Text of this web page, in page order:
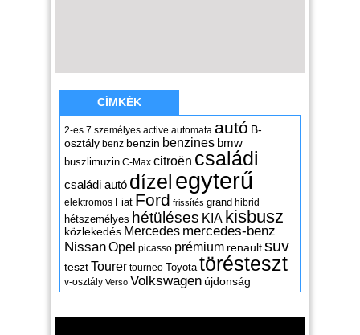
CÍMKÉK
2-es 7 személyes active automata autó B-
osztály benz benzin benzines bmw
buszlimuzin C-Max citroën családi
családi autó dízel egyterű
elektromos Fiat Ford frissítés grand hibrid
hétszemélyes hétüléses KIA kisbusz
közlekedés Mercedes mercedes-benz
NissanOpel picasso prémium renaultsuv
tesztTourer tourneo Toyota törésteszt
v-osztály Verso Volkswagen újdonság